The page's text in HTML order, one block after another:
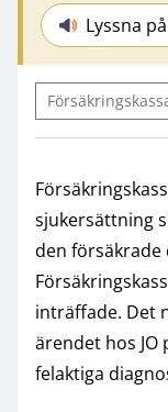
Lyssna
sjukersättning
den försäkrade
inträffade. Det
ärendet hos
felaktiga